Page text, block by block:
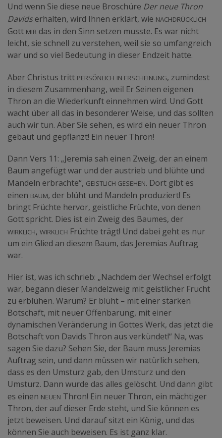
Und wenn Sie diese neue Broschüre Der neue Thron
Davidserhalten, wird Ihnen erklärt, wie nachdrücklich
Gott mir das in den Sinn setzen musste. Es war nicht
leicht, sie schnell zu verstehen, weil sie so umfangreich
war und so viel Bedeutung in dieser Endzeit hatte.
Aber Christus tritt persönlich in Erscheinung, zumindest
in diesem Zusammenhang, weil Er Seinen eigenen
Thron an die Wiederkunft einnehmen wird. Und Gott
wacht über all das in besonderer Weise, und das sollten
auch wir tun. Aber Sie sehen, es wird ein neuer Thron
gebaut und gepflanzt! Ein neuer Thron!
Dann Vers 11: „Jeremia sah einen Zweig, der an einem
Baum angefügt war und der austrieb und blühte und
Mandeln erbrachte“, geistlich gesehen. Dort gibt es
einen Baum, der blüht und Mandeln produziert! Es
bringt Früchte hervor, geistliche Früchte, von denen
Gott spricht. Dies ist ein Zweig des Baumes, der
wirklich, wirklich Früchte trägt! Und dabei geht es nur
um ein Glied an diesem Baum, das Jeremias Auftrag
war.
Hier ist, was ich schrieb: „Nachdem der Wechsel erfolgt
war, begann dieser Mandelzweig mit geistlicher Frucht
zu erblühen. Warum? Er blüht – mit einer starken
Botschaft, mit neuer Offenbarung, mit einer
dynamischen Veränderung in Gottes Werk, das jetzt die
Botschaft von Davids Thron aus verkündet!“ Na, was
sagen Sie dazu? Sehen Sie, der Baum muss Jeremias
Auftrag sein, und dann müssen wir natürlich sehen,
dass es den Umsturz gab, den Umsturz und den
Umsturz. Dann wurde das alles gelöscht. Und dann gibt
es einen neuen Thron! Ein neuer Thron, ein mächtiger
Thron, der auf dieser Erde steht, und Sie können es
jetzt beweisen. Und darauf sitzt ein König, und das
können Sie auch beweisen. Es ist ganz klar.